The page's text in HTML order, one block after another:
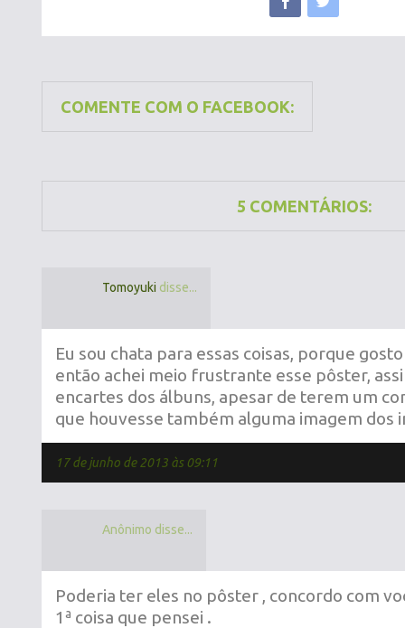
COMENTE COM O FACEBOOK:
5 COMENTÁRIOS:
Tomoyuki disse...
Eu sou chata para essas coisas, porque
então achei meio frustrante esse pôster,
encartes dos álbuns, apesar de terem um
que houvesse também alguma imagem dos
17 de junho de 2013 às 09:11
Anônimo disse...
Poderia ter eles no pôster , concordo com
1ª coisa que pensei .